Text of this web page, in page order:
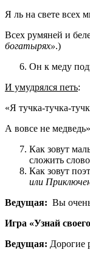
Я ль на свете всех
Всех румяней и
богатырях».)
Он к меду
И умудрялся петь:
«Я тучка-тучка-
А вовсе не
Как зовут
сложить слово
Как зовут
или
Ведущая: Вы
Игра «Узнай
Ведущая: Дорогие